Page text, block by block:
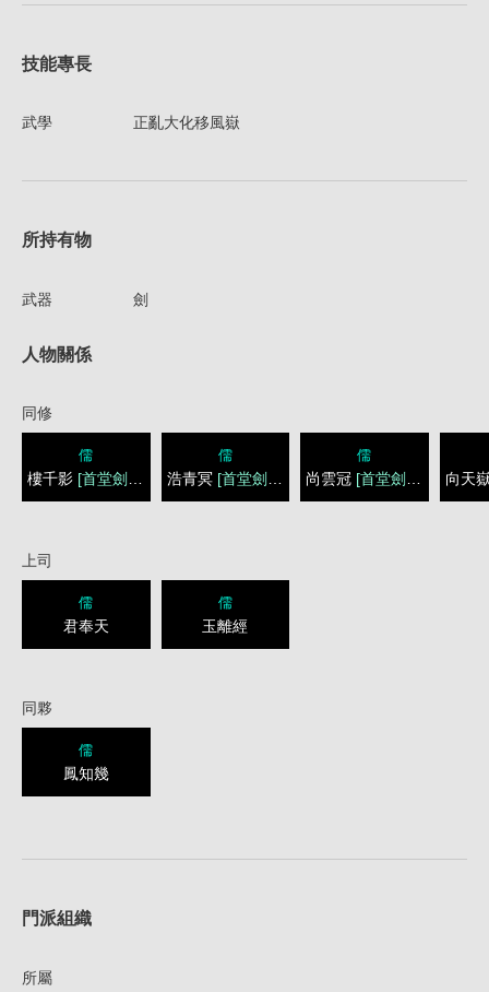
技能專長
武學 正亂大化移風嶽
所持有物
武器 劍
人物關係
同修
儒
樓千影 [首堂劍者]
儒
浩青冥 [首堂劍者]
儒
尚雲冠 [首堂劍者] 向天
上司
儒
君奉天
儒
玉離經
同夥
儒
鳳知幾
門派組織
所屬